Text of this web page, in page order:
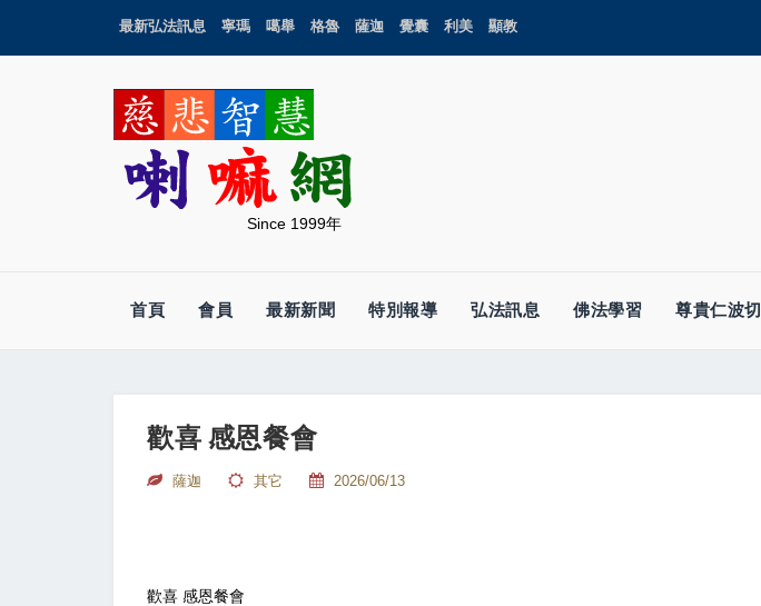
最新弘法訊息 寧瑪 噶舉 格魯 薩迦 覺囊 利美 顯教
Since 1999年
首頁 會員 最新新聞 特別報導 弘法訊息 佛法學習 尊貴仁波切
歡喜 感恩餐會
薩迦 其它 2026/06/13
歡喜 感恩餐會